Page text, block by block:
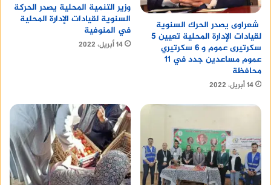
شعراوى يصدر الحرك السنوية
لقيادات الإدارة المحلية تعيين 5
سكرتيرى عموم و 6 سكرتيري
عموم مساعدين جدد في 11
محافظة
14 أبريل، 2022
وزير التنمية المحلية يصدر الحركة
السنوية لقيادات الإدارة المحلية
في المنوفية
14 أبريل، 2022